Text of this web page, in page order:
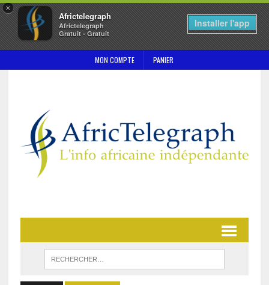
×
Africtelegraph
Africtelegraph
Gratuit - Gratuit
Installer l'app
MON COMPTE PANIER